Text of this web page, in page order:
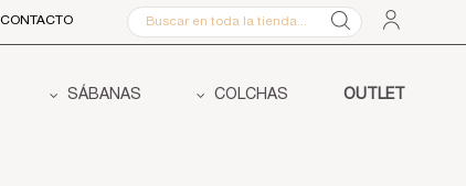
CONTACTO
SÁBANAS COLCHAS OUTLET